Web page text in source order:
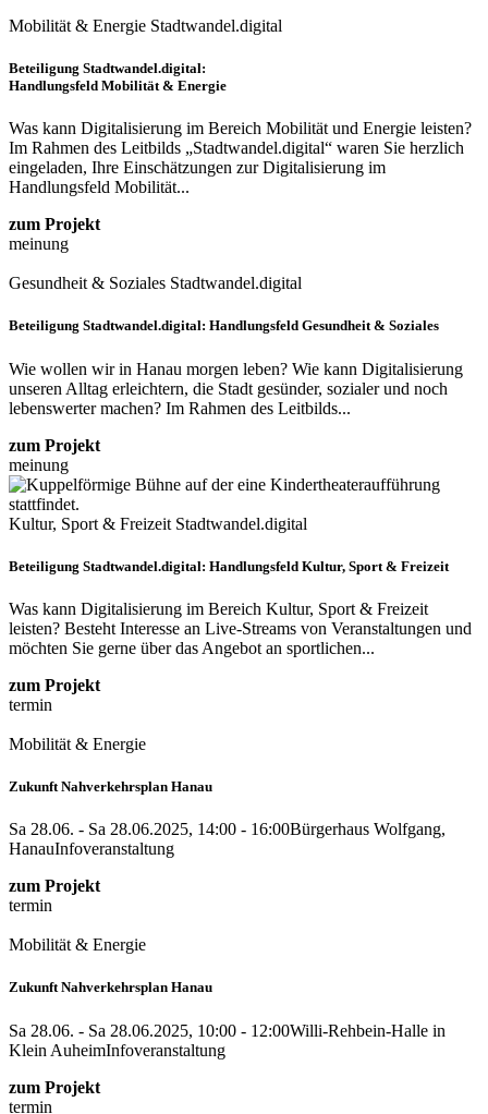
Mobilität & Energie Stadtwandel.digital
Beteiligung Stadtwandel.digital:
Handlungsfeld Mobilität & Energie
Was kann Digitalisierung im Bereich Mobilität und Energie leisten?
Im Rahmen des Leitbilds „Stadtwandel.digital“ waren Sie herzlich
eingeladen, Ihre Einschätzungen zur Digitalisierung im
Handlungsfeld Mobilität...
zum Projekt
meinung
Gesundheit & Soziales Stadtwandel.digital
Beteiligung Stadtwandel.digital: Handlungsfeld Gesundheit & Soziales
Wie wollen wir in Hanau morgen leben? Wie kann Digitalisierung
unseren Alltag erleichtern, die Stadt gesünder, sozialer und noch
lebenswerter machen? Im Rahmen des Leitbilds...
zum Projekt
meinung
Kultur, Sport & Freizeit Stadtwandel.digital
Beteiligung Stadtwandel.digital: Handlungsfeld Kultur, Sport & Freizeit
Was kann Digitalisierung im Bereich Kultur, Sport & Freizeit
leisten? Besteht Interesse an Live-Streams von Veranstaltungen und
möchten Sie gerne über das Angebot an sportlichen...
zum Projekt
termin
Mobilität & Energie
Zukunft Nahverkehrsplan Hanau
Sa 28.06. - Sa 28.06.2025, 14:00 - 16:00Bürgerhaus Wolfgang,
HanauInfoveranstaltung
zum Projekt
termin
Mobilität & Energie
Zukunft Nahverkehrsplan Hanau
Sa 28.06. - Sa 28.06.2025, 10:00 - 12:00Willi-Rehbein-Halle in
Klein AuheimInfoveranstaltung
zum Projekt
termin